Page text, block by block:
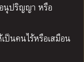
นุปริญญา หรือ
ป็นคนไร้หรือเสมือน